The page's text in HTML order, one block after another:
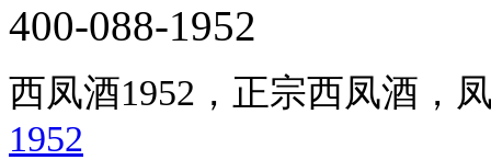
400-088-1952
西凤酒1952，正宗西凤酒
1952